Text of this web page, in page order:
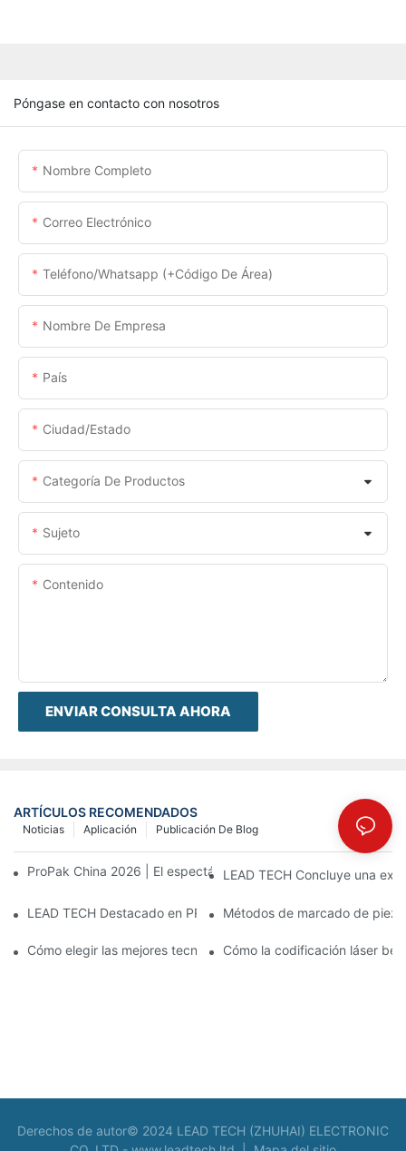
Póngase en contacto con nosotros
Nombre Completo
Correo Electrónico
Teléfono/whatsapp (+código De Área)
Nombre De Empresa
País
Ciudad/estado
Categoría De Productos
Sujeto
Contenido
ENVIAR CONSULTA AHORA
ARTÍCULOS RECOMENDADOS
Publicación De Blog
Aplicación
Noticias
ProPak China 2026 | El espectáculo termina, nuestro servicio
LEAD TECH Concluye una
LEAD TECH Destacado en PR Newswire: Presentación de
Métodos de marcado de
Cómo elegir las mejores tecnologías para la codificación y el
Cómo la codificación láser
Derechos de autor© 2024 LEAD TECH (ZHUHAI) ELECTRONIC